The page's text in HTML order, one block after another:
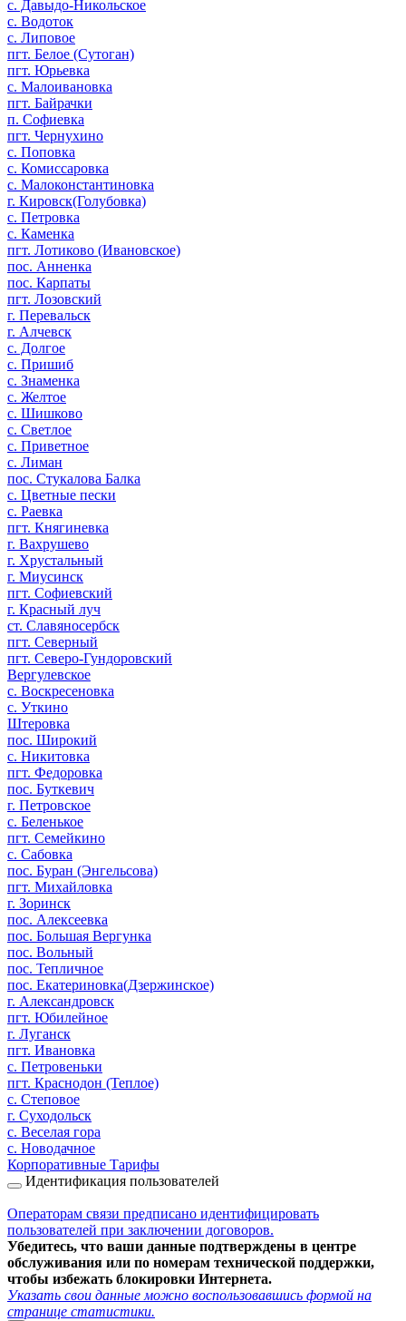
с. Давыдо-Никольское
с. Водоток
с. Липовое
пгт. Белое (Сутоган)
пгт. Юрьевка
с. Малоивановка
пгт. Байрачки
п. Софиевка
пгт. Чернухино
с. Поповка
с. Комиссаровка
с. Малоконстантиновка
г. Кировск(Голубовка)
с. Петровка
с. Каменка
пгт. Лотиково (Ивановское)
пос. Анненка
пос. Карпаты
пгт. Лозовский
г. Перевальск
г. Алчевск
с. Долгое
с. Пришиб
с. Знаменка
с. Желтое
с. Шишково
с. Светлое
с. Приветное
с. Лиман
пос. Стукалова Балка
с. Цветные пески
с. Раевка
пгт. Княгиневка
г. Вахрушево
г. Хрустальный
г. Миусинск
пгт. Софиевский
г. Красный луч
ст. Славяносербск
пгт. Северный
пгт. Северо-Гундоровский
Вергулевское
с. Воскресеновка
c. Уткино
Штеровка
пос. Широкий
с. Никитовка
пгт. Федоровка
пос. Буткевич
г. Петровское
с. Беленькое
пгт. Семейкино
с. Сабовка
пос. Буран (Энгельсова)
пгт. Михайловка
г. Зоринск
пос. Алексеевка
пос. Большая Вергунка
пос. Вольный
пос. Тепличное
пос. Екатериновка(Дзержинское)
г. Александровск
пгт. Юбилейное
г. Луганск
пгт. Ивановка
с. Петровеньки
пгт. Краснодон (Теплое)
с. Степовое
г. Суходольск
с. Веселая гора
с. Новодачное
Корпоративные Тарифы
Идентификация пользователей
Операторам связи предписано идентифицировать
пользователей при заключении договоров.
Убедитесь, что ваши данные подтверждены в центре
обслуживания или по номерам технической поддержки,
чтобы избежать блокировки Интернета.
Указать свои данные можно воспользовавшись формой на
странице статистики.